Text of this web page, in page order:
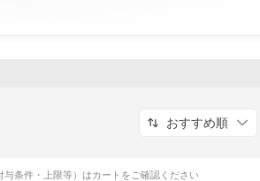
おすすめ順
条件・上限等）はカートをご確認ください